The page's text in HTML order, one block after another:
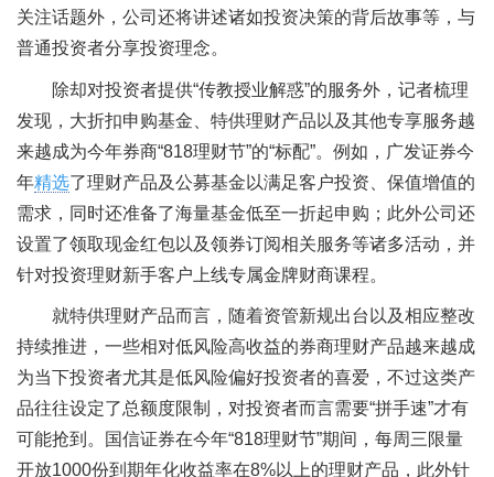
关注话题外，公司还将讲述诸如投资决策的背后故事等，与
普通投资者分享投资理念。
除却对投资者提供“传教授业解惑”的服务外，记者梳理
发现，大折扣申购基金、特供理财产品以及其他专享服务越
来越成为今年券商“818理财节”的“标配”。例如，广发证券今
年精选了理财产品及公募基金以满足客户投资、保值增值的
需求，同时还准备了海量基金低至一折起申购；此外公司还
设置了领取现金红包以及领券订阅相关服务等诸多活动，并
针对投资理财新手客户上线专属金牌财商课程。
就特供理财产品而言，随着资管新规出台以及相应整改
持续推进，一些相对低风险高收益的券商理财产品越来越成
为当下投资者尤其是低风险偏好投资者的喜爱，不过这类产
品往往设定了总额度限制，对投资者而言需要“拼手速”才有
可能抢到。国信证券在今年“818理财节”期间，每周三限量
开放1000份到期年化收益率在8%以上的理财产品，此外针